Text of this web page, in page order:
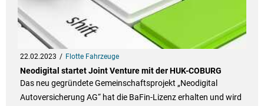
22.02.2023 Flotte Fahrzeuge
Neodigital startet Joint Venture mit der HUK-COBURG
Das neu gegründete Gemeinschaftsprojekt „Neodigital
Autoversicherung AG“ hat die BaFin-Lizenz erhalten und wird